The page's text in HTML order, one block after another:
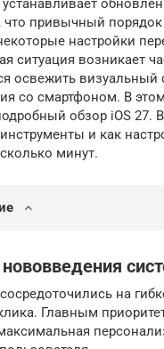
что привычный
настройки
ситуация возникает
освежить визуальный
со смартфоном. В
обзор iOS 27.
и как
минут.
на
Главным